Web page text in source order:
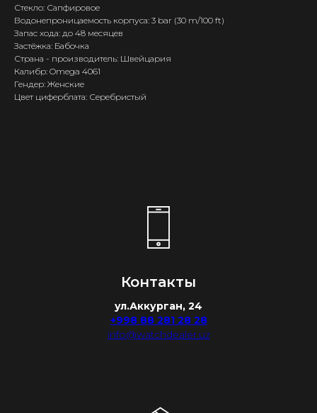
Стекло: Сапфировое
Водонепроницаемость корпуса: 3 bar (30 m/100 ft)
Запас хода: до 48 месяцев
Застёжка: Бабочка
Страна - производитель: Швейцария
Калибр: Omega 4061
Гендер: Женские
Цвет циферблата: Серебристый
Контакты
ул.Аккурган, 24
+998 88 281 28 28
info@watchdealer.uz